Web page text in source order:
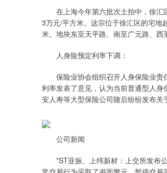
在上海今年第六批次土拍中，徐汇
3万元/平方米。这宗位于徐汇区的宅
米。地块东至天平路、南至广元路、西
人身险预定利率下调：
保险业协会组织召开人身保险业责
利率发表了意见，认为当前普通型人
安人寿等大型保险公司随后纷纷发布关
公司新闻
*ST亚振、上纬新材：上交所发布公